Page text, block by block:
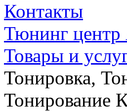
Контакты
Тюнинг центр
Товары и
Тонировка,
Тонирование